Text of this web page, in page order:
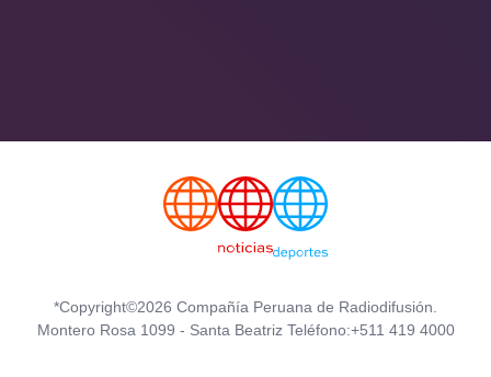
*Copyright©2026 Compañía Peruana de Radiodifusión.
Montero Rosa 1099 - Santa Beatriz Teléfono:+511 419 4000